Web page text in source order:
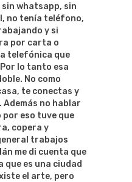
whatsapp, sin
no tenía teléfono,
y si
por carta o
telefónica que
lo tanto esa
No como
te conectas y
no hablar
por eso tuve que
copera y
trabajos
me di cuenta que
que es una ciudad
el arte, pero